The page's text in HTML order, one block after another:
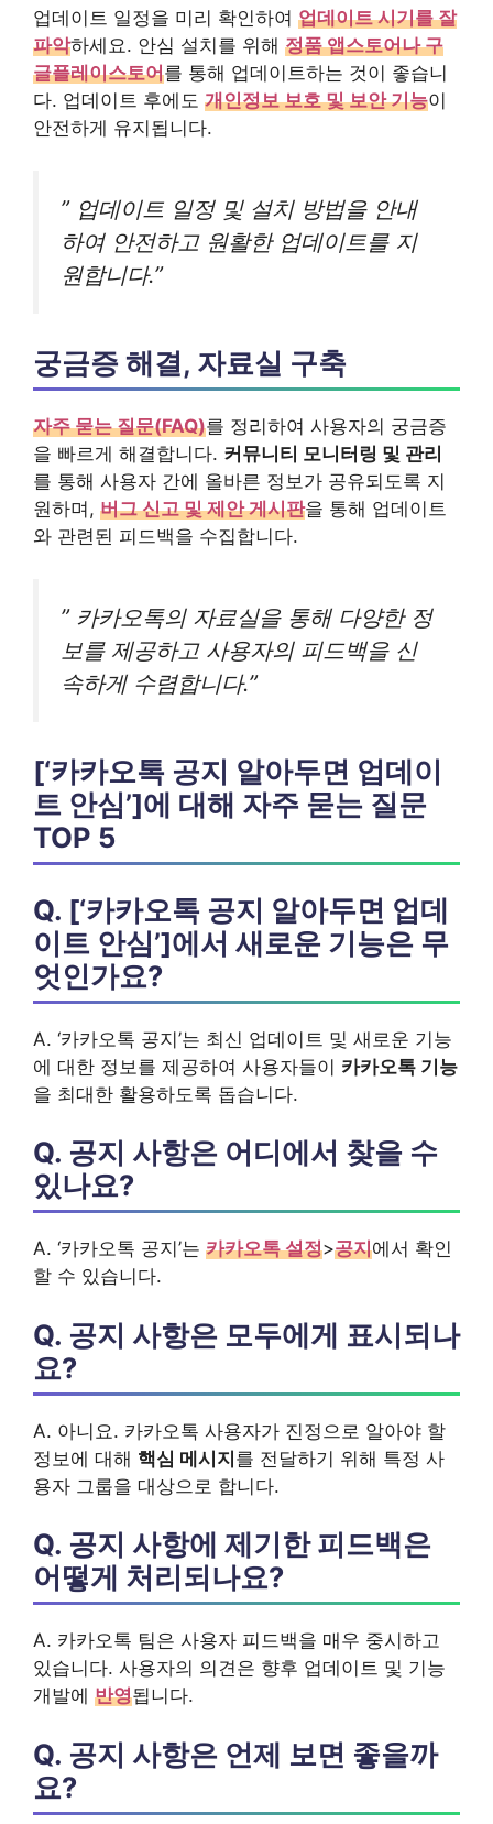
업데이트 일정을 미리 확인하여 업데이트 시기를 잘
파악하세요. 안심 설치를 위해 정품 앱스토어나 구
글플레이스토어를 통해 업데이트하는 것이 좋습니
다. 업데이트 후에도 개인정보 보호 및 보안 기능이
안전하게 유지됩니다.
” 업데이트 일정 및 설치 방법을 안내
하여 안전하고 원활한 업데이트를 지
원합니다.”
궁금증 해결, 자료실 구축
자주 묻는 질문(FAQ)를 정리하여 사용자의 궁금증
을 빠르게 해결합니다. 커뮤니티 모니터링 및 관리
를 통해 사용자 간에 올바른 정보가 공유되도록 지
원하며, 버그 신고 및 제안 게시판을 통해 업데이트
와 관련된 피드백을 수집합니다.
” 카카오톡의 자료실을 통해 다양한 정
보를 제공하고 사용자의 피드백을 신
속하게 수렴합니다.”
[‘카카오톡 공지 알아두면 업데이
트 안심’]에 대해 자주 묻는 질문
TOP 5
Q. [‘카카오톡 공지 알아두면 업데
이트 안심’]에서 새로운 기능은 무
엇인가요?
A. ‘카카오톡 공지’는 최신 업데이트 및 새로운 기능
에 대한 정보를 제공하여 사용자들이 카카오톡 기능
을 최대한 활용하도록 돕습니다.
Q. 공지 사항은 어디에서 찾을 수
있나요?
A. ‘카카오톡 공지’는 카카오톡 설정>공지에서 확인
할 수 있습니다.
Q. 공지 사항은 모두에게 표시되나
요?
A. 아니요. 카카오톡 사용자가 진정으로 알아야 할
정보에 대해 핵심 메시지를 전달하기 위해 특정 사
용자 그룹을 대상으로 합니다.
Q. 공지 사항에 제기한 피드백은
어떻게 처리되나요?
A. 카카오톡 팀은 사용자 피드백을 매우 중시하고
있습니다. 사용자의 의견은 향후 업데이트 및 기능
개발에 반영됩니다.
Q. 공지 사항은 언제 보면 좋을까
요?